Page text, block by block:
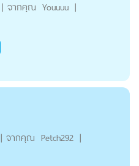
| จากคุณ Youuuu |
| จากคุณ Petch292 |